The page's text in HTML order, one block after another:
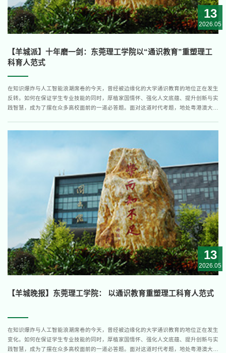
13
2026.05
【羊城派】十年磨一剑：东莞理工学院以“通识教育”重塑理工
科育人范式
在知识爆炸与人工智能浪潮席卷的今天，曾经被边缘化的大学通识教育的地位正在发生
反转。如何在保证学生专业技能的同时，厚植家国情怀、强化人文底蕴、提升创新与实
践智慧，成为了摆在众多高校面前的一道必答题。面对这道时代考题，地处粤港澳大湾
13
2026.05
【羊城晚报】东莞理工学院： 以通识教育重塑理工科育人范式
在知识爆炸与人工智能浪潮席卷的今天，曾经被边缘化的大学通识教育的地位正在发生
变化。如何在保证学生专业技能的同时，厚植家国情怀、强化人文底蕴、提升创新与实
践智慧，成为了摆在众多高校面前的一道必答题。面对这道时代考题，地处粤港澳大湾